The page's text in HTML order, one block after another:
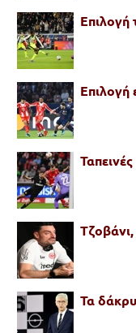
Επιλογή
Επιλογή
Ταπεινές
Τα